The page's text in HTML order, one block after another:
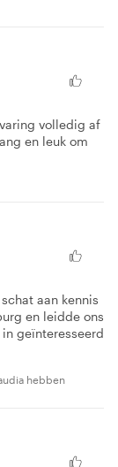
volledig af
en leuk om
aan kennis
en leidde ons
geïnteresseerd
hebben